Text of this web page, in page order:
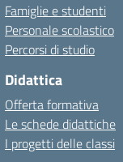
Famiglie e studenti
Personale scolastico
Percorsi di studio
Didattica
Offerta formativa
Le schede didattiche
I progetti delle classi